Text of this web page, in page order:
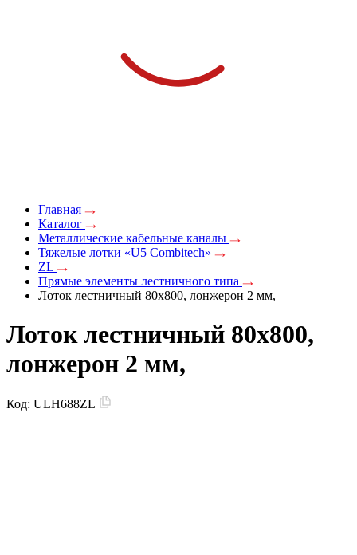
Главная
Каталог
Металлические кабельные каналы
Тяжелые лотки «U5 Combitech»
ZL
Прямые элементы лестничного типа
Лоток лестничный 80х800, лонжерон 2 мм,
Лоток лестничный 80х800,
лонжерон 2 мм,
Код: ULH688ZL